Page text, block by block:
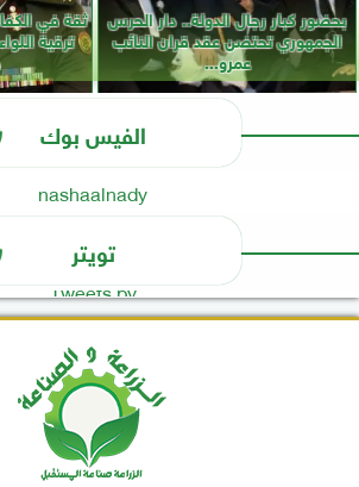
بحضور كبار رجال الدولة.. دار الحرس
الجمهوري تحتضن عقد قران النائب
عمرو...
ثقة في
ترقية
الفيس بوك
nashaalnady
تويتر
Tweets by